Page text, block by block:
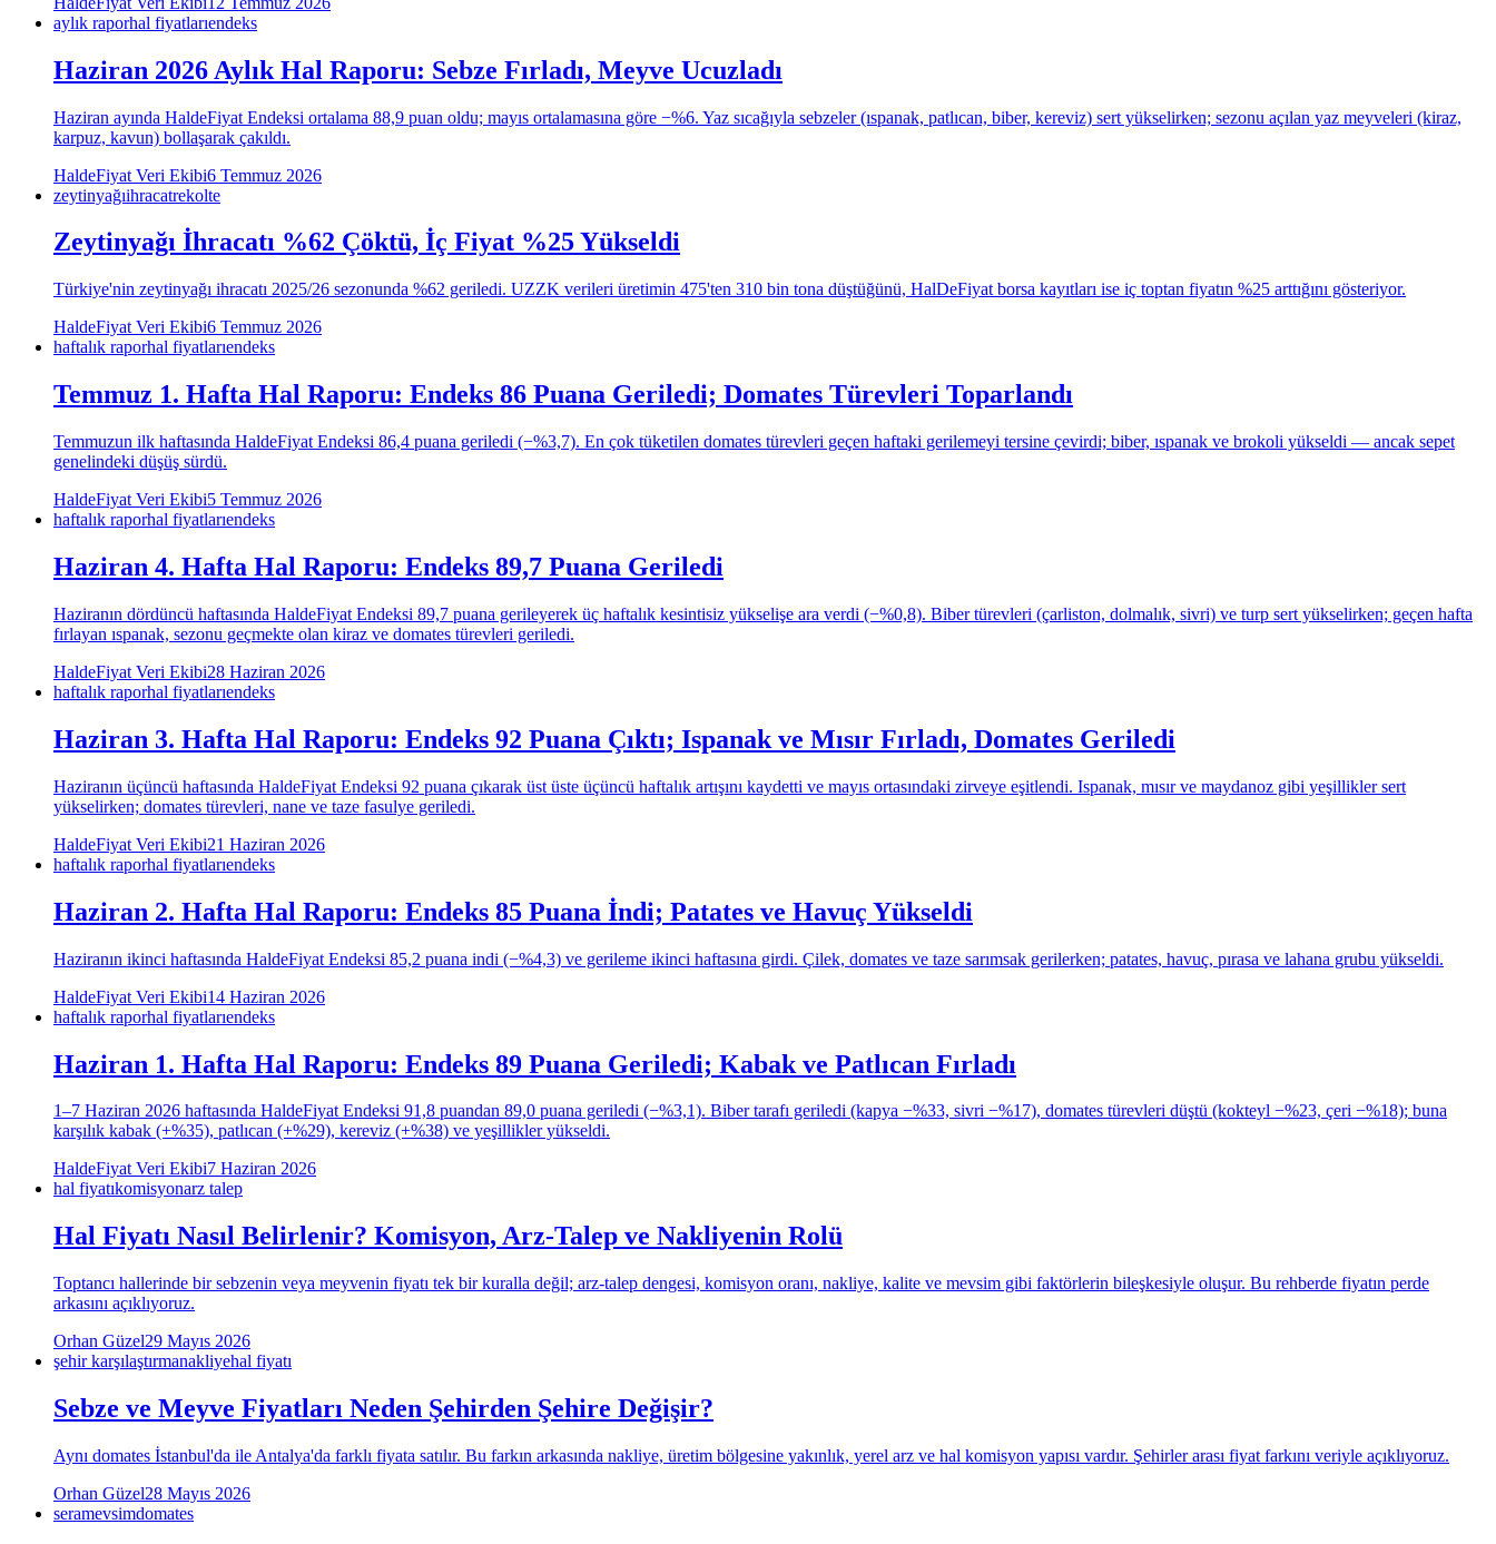
aylık raporhal fiyatlarıendeks
Haziran 2026 Aylık Hal Raporu: Sebze Fırladı, Meyve Ucuzladı
Haziran ayında HaldeFiyat Endeksi ortalama 88,9 puan oldu; mayıs ortalamasına göre −%6. Yaz sıcağıyla sebzeler (ıspanak, patlıcan, biber, kereviz) sert yükselirken; sezonu açılan yaz meyveleri (kiraz,
karpuz, kavun) bollaşarak çakıldı.
HaldeFiyat Veri Ekibi6 Temmuz 2026
zeytinyağıihracatrekolte
Zeytinyağı İhracatı %62 Çöktü, İç Fiyat %25 Yükseldi
Türkiye'nin zeytinyağı ihracatı 2025/26 sezonunda %62 geriledi. UZZK verileri üretimin 475'ten 310 bin tona düştüğünü, HalDeFiyat borsa kayıtları ise iç toptan fiyatın %25 arttığını gösteriyor.
HaldeFiyat Veri Ekibi6 Temmuz 2026
haftalık raporhal fiyatlarıendeks
Temmuz 1. Hafta Hal Raporu: Endeks 86 Puana Geriledi; Domates Türevleri Toparlandı
Temmuzun ilk haftasında HaldeFiyat Endeksi 86,4 puana geriledi (−%3,7). En çok tüketilen domates türevleri geçen haftaki gerilemeyi tersine çevirdi; biber, ıspanak ve brokoli yükseldi — ancak sepet
genelindeki düşüş sürdü.
HaldeFiyat Veri Ekibi5 Temmuz 2026
haftalık raporhal fiyatlarıendeks
Haziran 4. Hafta Hal Raporu: Endeks 89,7 Puana Geriledi
Haziranın dördüncü haftasında HaldeFiyat Endeksi 89,7 puana gerileyerek üç haftalık kesintisiz yükselişe ara verdi (−%0,8). Biber türevleri (çarliston, dolmalık, sivri) ve turp sert yükselirken; geçen hafta
fırlayan ıspanak, sezonu geçmekte olan kiraz ve domates türevleri geriledi.
HaldeFiyat Veri Ekibi28 Haziran 2026
haftalık raporhal fiyatlarıendeks
Haziran 3. Hafta Hal Raporu: Endeks 92 Puana Çıktı; Ispanak ve Mısır Fırladı, Domates Geriledi
Haziranın üçüncü haftasında HaldeFiyat Endeksi 92 puana çıkarak üst üste üçüncü haftalık artışını kaydetti ve mayıs ortasındaki zirveye eşitlendi. Ispanak, mısır ve maydanoz gibi yeşillikler sert
yükselirken; domates türevleri, nane ve taze fasulye geriledi.
HaldeFiyat Veri Ekibi21 Haziran 2026
haftalık raporhal fiyatlarıendeks
Haziran 2. Hafta Hal Raporu: Endeks 85 Puana İndi; Patates ve Havuç Yükseldi
Haziranın ikinci haftasında HaldeFiyat Endeksi 85,2 puana indi (−%4,3) ve gerileme ikinci haftasına girdi. Çilek, domates ve taze sarımsak gerilerken; patates, havuç, pırasa ve lahana grubu yükseldi.
HaldeFiyat Veri Ekibi14 Haziran 2026
haftalık raporhal fiyatlarıendeks
Haziran 1. Hafta Hal Raporu: Endeks 89 Puana Geriledi; Kabak ve Patlıcan Fırladı
1–7 Haziran 2026 haftasında HaldeFiyat Endeksi 91,8 puandan 89,0 puana geriledi (−%3,1). Biber tarafı geriledi (kapya −%33, sivri −%17), domates türevleri düştü (kokteyl −%23, çeri −%18); buna
karşılık kabak (+%35), patlıcan (+%29), kereviz (+%38) ve yeşillikler yükseldi.
HaldeFiyat Veri Ekibi7 Haziran 2026
hal fiyatıkomisyonarz talep
Hal Fiyatı Nasıl Belirlenir? Komisyon, Arz-Talep ve Nakliyenin Rolü
Toptancı hallerinde bir sebzenin veya meyvenin fiyatı tek bir kuralla değil; arz-talep dengesi, komisyon oranı, nakliye, kalite ve mevsim gibi faktörlerin bileşkesiyle oluşur. Bu rehberde fiyatın perde
arkasını açıklıyoruz.
Orhan Güzel29 Mayıs 2026
şehir karşılaştırmanakliyehal fiyatı
Sebze ve Meyve Fiyatları Neden Şehirden Şehire Değişir?
Aynı domates İstanbul'da ile Antalya'da farklı fiyata satılır. Bu farkın arkasında nakliye, üretim bölgesine yakınlık, yerel arz ve hal komisyon yapısı vardır. Şehirler arası fiyat farkını veriyle açıklıyoruz.
Orhan Güzel28 Mayıs 2026
seramevsimdomates